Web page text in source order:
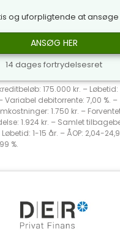
og uforpligtende at ansøge
ANSØG HER
14 dages fortrydelsesret
175.000 kr. – Løbetid:
Variabel debitorrente: 7,00 %. –
1.750 kr. –
1.924 kr. – Samlet
1-15 år. – ÅOP: 2,04-
%.